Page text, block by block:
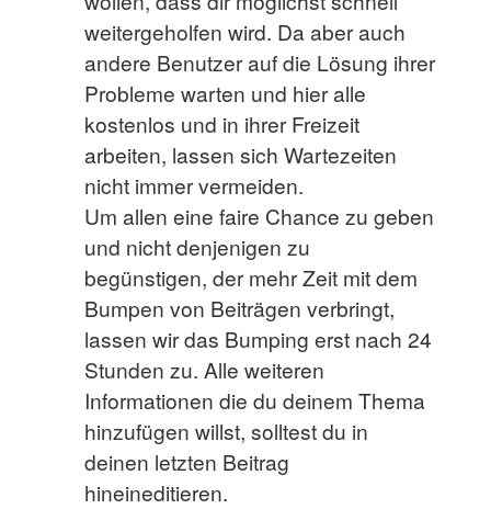
weitergeholfen wird. Da aber auch
andere Benutzer auf die Lösung ihrer
Probleme warten und hier alle
kostenlos und in ihrer Freizeit
arbeiten, lassen sich Wartezeiten
nicht immer vermeiden.
Um allen eine faire Chance zu geben
und nicht denjenigen zu
begünstigen, der mehr Zeit mit dem
Bumpen von Beiträgen verbringt,
lassen wir das Bumping erst nach 24
Stunden zu. Alle weiteren
Informationen die du deinem Thema
hinzufügen willst, solltest du in
deinen letzten Beitrag
hineineditieren.